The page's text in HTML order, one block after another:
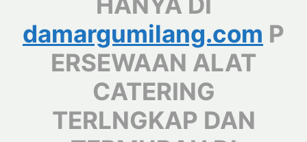
damargumilang.com P
ERSEWAAN ALAT
CATERING
TERLNGKAP DAN